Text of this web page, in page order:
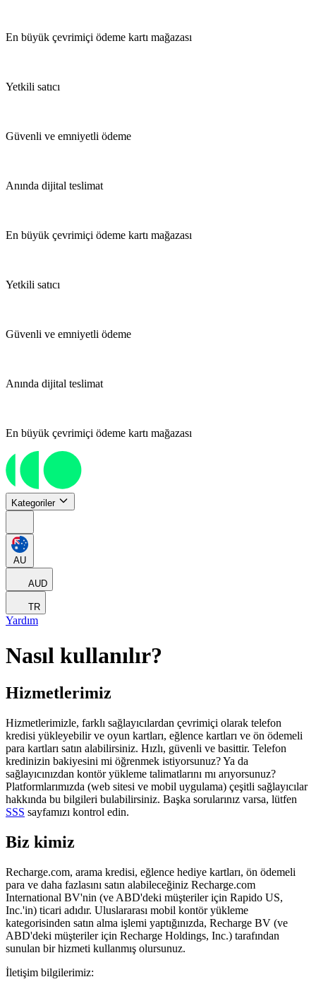
En büyük çevrimiçi ödeme kartı mağazası
Yetkili satıcı
Güvenli ve emniyetli ödeme
Anında dijital teslimat
En büyük çevrimiçi ödeme kartı mağazası
Yetkili satıcı
Güvenli ve emniyetli ödeme
Anında dijital teslimat
En büyük çevrimiçi ödeme kartı mağazası
Kategoriler
AU
AUD
TR
Yardım
Nasıl kullanılır?
Hizmetlerimiz
Hizmetlerimizle, farklı sağlayıcılardan çevrimiçi olarak telefon
kredisi yükleyebilir ve oyun kartları, eğlence kartları ve ön ödemeli
para kartları satın alabilirsiniz. Hızlı, güvenli ve basittir. Telefon
kredinizin bakiyesini mi öğrenmek istiyorsunuz? Ya da
sağlayıcınızdan kontör yükleme talimatlarını mı arıyorsunuz?
Platformlarımızda (web sitesi ve mobil uygulama) çeşitli sağlayıcılar
hakkında bu bilgileri bulabilirsiniz. Başka sorularınız varsa, lütfen
SSS sayfamızı kontrol edin.
Biz kimiz
Recharge.com, arama kredisi, eğlence hediye kartları, ön ödemeli
para ve daha fazlasını satın alabileceğiniz Recharge.com
International BV'nin (ve ABD'deki müşteriler için Rapido US,
Inc.'in) ticari adıdır. Uluslararası mobil kontör yükleme
kategorisinden satın alma işlemi yaptığınızda, Recharge BV (ve
ABD'deki müşteriler için Recharge Holdings, Inc.) tarafından
sunulan bir hizmeti kullanmış olursunuz.
İletişim bilgilerimiz: